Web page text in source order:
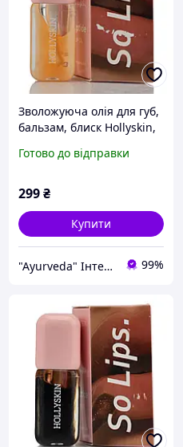
Зволожуюча олія для губ,
бальзам, блиск Hollyskin,
002, 4ml
Готово до відправки
299₴
Купити
"Ayurveda" Інтернет магазин аюрведичних товарів з Індії 99%